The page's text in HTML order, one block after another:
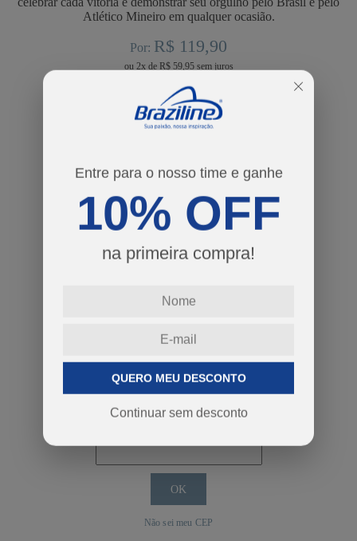
Entre para o nosso time e ganhe
10% OFF
na primeira compra!
QUERO MEU DESCONTO
Continuar sem desconto
Atlético Mineiro em qualquer ocasião.
Por: R$ 119,90
ou 2xde R$ 59,95
cores
Guia de Tamanhos
COMPRAR
Não sei meu CEP